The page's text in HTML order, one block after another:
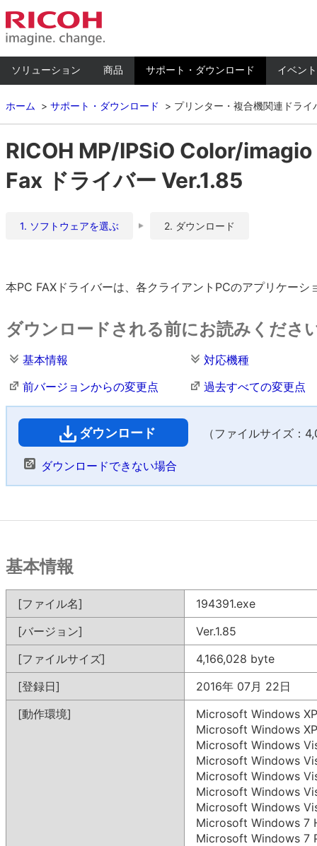
ソリューション 商品 サポート・ダウンロード イベン
ホーム サポート・ダウンロード プリンター・複合機関連ドライ
RICOH MP/IPSiO Color/
Fax ドライバー Ver.1.85
1. ソフトウェアを選ぶ 2. ダウンロード
本PC FAXドライバーは、各クライアントPCのアプリケー
ダウンロードされる前にお読みくださ
基本情報
対応機種
前バージョンからの変更点
過去すべての変更点
ダウンロード （ファイルサイズ：
ダウンロードできない場合
基本情報
[ファイル名]
194391.exe
[バージョン]
Ver.1.85
[ファイルサイズ]
4,166,028 byte
[登録日]
2016年 07月 22日
[動作環境]
Microsoft Windows
Microsoft Windows
Microsoft Windows
Microsoft Windows
Microsoft Windows
Microsoft Windows
Microsoft Windows
Microsoft Windows 7
Microsoft Windows 7